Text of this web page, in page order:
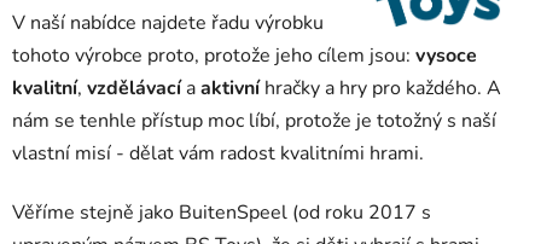
V naší nabídce najdete řadu výrobku
tohoto výrobce proto, protože jeho cílem jsou: vysoce
kvalitní, vzdělávacíaaktivníhračky a hry pro každého. A
nám se tenhle přístup moc líbí, protože je totožný s naší
vlastní misí - dělat vám radost kvalitními hrami.
Věříme stejně jako BuitenSpeel (od roku 2017 s